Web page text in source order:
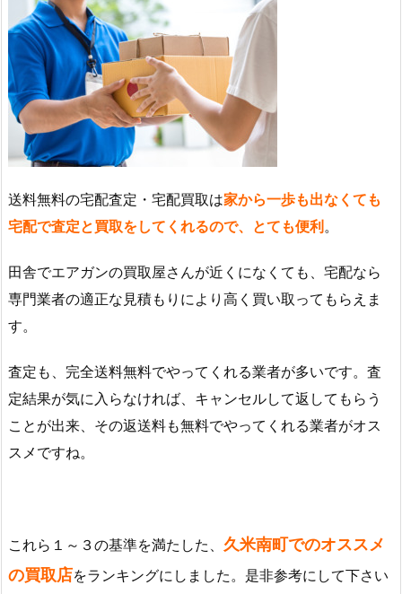
送料無料の宅配査定・宅配買取は家から一歩も出なくても
宅配で査定と買取をしてくれるので、とても便利。
田舎でエアガンの買取屋さんが近くになくても、宅配なら
専門業者の適正な見積もりにより高く買い取ってもらえま
す。
査定も、完全送料無料でやってくれる業者が多いです。査
定結果が気に入らなければ、キャンセルして返してもらう
ことが出来、その返送料も無料でやってくれる業者がオス
スメですね。
これら１～３の基準を満たした、 久米南町でのオススメ
の買取店をランキングにしました。是非参考にして下さい